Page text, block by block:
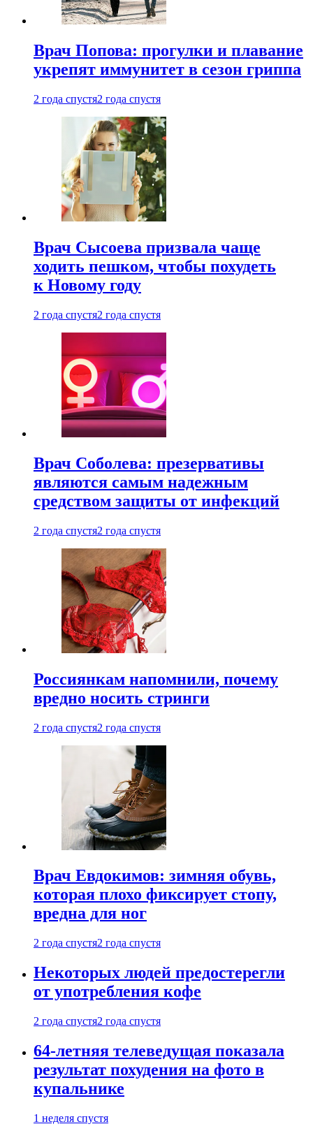
Врач Попова: прогулки и плавание
укрепят иммунитет в сезон гриппа
2 года спустя2 года спустя
Врач Сысоева призвала чаще
ходить пешком, чтобы похудеть
к Новому году
2 года спустя2 года спустя
Врач Соболева: презервативы
являются самым надежным
средством защиты от инфекций
2 года спустя2 года спустя
Россиянкам напомнили, почему
вредно носить стринги
2 года спустя2 года спустя
Врач Евдокимов: зимняя обувь,
которая плохо фиксирует стопу,
вредна для ног
2 года спустя2 года спустя
Некоторых людей предостерегли
от употребления кофе
2 года спустя2 года спустя
64-летняя телеведущая показала
результат похудения на фото в
купальнике
1 неделя спустя